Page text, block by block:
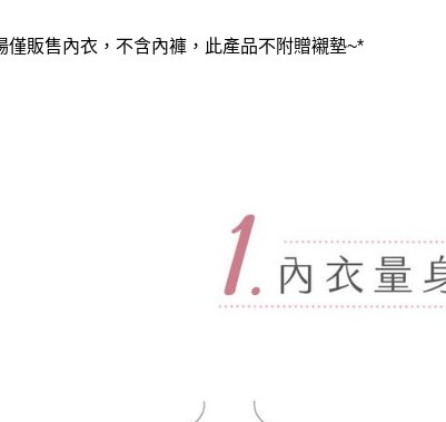
僅販售內衣，不含內褲，此產品不附贈襯墊~*